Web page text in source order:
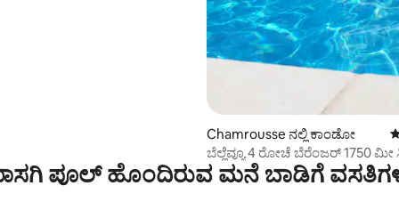
Chamrousse ನಲ್ಲಿ ಕಾಂಡೋ
ಬೆಲ್ಲೆವ್ಯೂ 4 ರೋಚೆ ಬೆರೆಂಜರ್ 1750 ಮೀ
ಸ್ಕೀ-ಔಟ್ ನೋಟ
ಪೂಲ್ ಹೊಂದಿರುವ ಮನೆ ಬಾಡಿಗೆ